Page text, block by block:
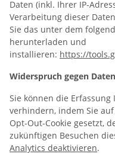
Daten (inkl. Ihrer IP-
Verarbeitung dieser
Sie das unter dem
herunterladen und
installieren: https://
Widerspruch gegen
Sie können die
verhindern, indem Sie
Opt-Out-Cookie gesetzt,
zukünftigen Besuchen
Analytics deaktivieren.